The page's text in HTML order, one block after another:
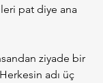
pat diye ana
ziyade bir
adı üç